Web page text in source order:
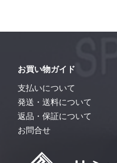
お買い物ガイド
支払いについて
発送・送料について
返品・保証について
お問合せ